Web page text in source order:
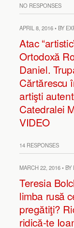
NO RESPONSES
APRIL 8, 2016 • BY
Atac
Ortodoxă
Daniel.
Cărtărescu
artişti
Catedralei
VIDEO
14 RESPONSES
MARCH 22, 2016 • BY
Teresia
limba rusă
pregătiţi?
ridică-te